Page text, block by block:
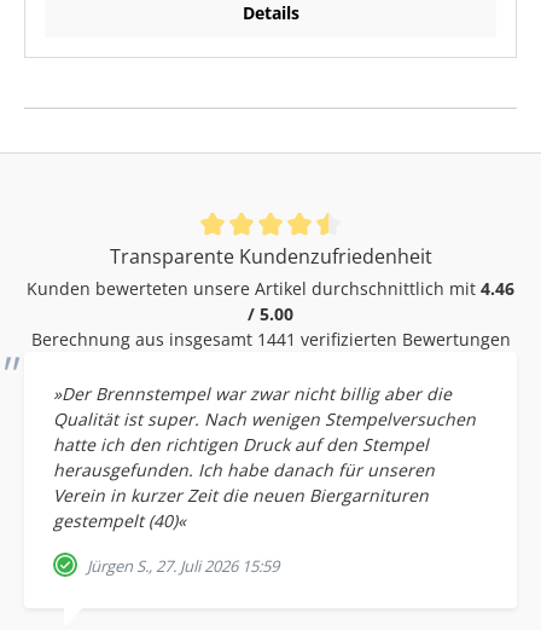
Details
Durchschnittliche Bewertung von 4.46 von 5 Sternen
Transparente Kundenzufriedenheit
Kunden bewerteten unsere Artikel durchschnittlich mit 4.46
/ 5.00
Berechnung aus insgesamt 1441 verifizierten Bewertungen
»Der Brennstempel war zwar nicht billig aber die
Qualität ist super. Nach wenigen Stempelversuchen
hatte ich den richtigen Druck auf den Stempel
herausgefunden. Ich habe danach für unseren
Verein in kurzer Zeit die neuen Biergarnituren
gestempelt (40)«
Jürgen S., 27. Juli 2026 15:59